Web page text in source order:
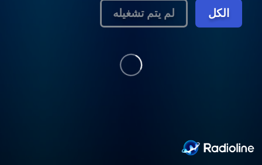
الكل لم يتم تشغيله